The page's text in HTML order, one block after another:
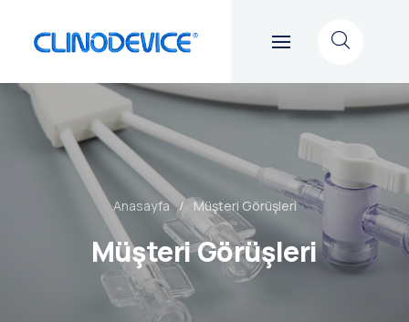
Anasayfa Müşteri Görüşleri
Müşteri Görüşleri